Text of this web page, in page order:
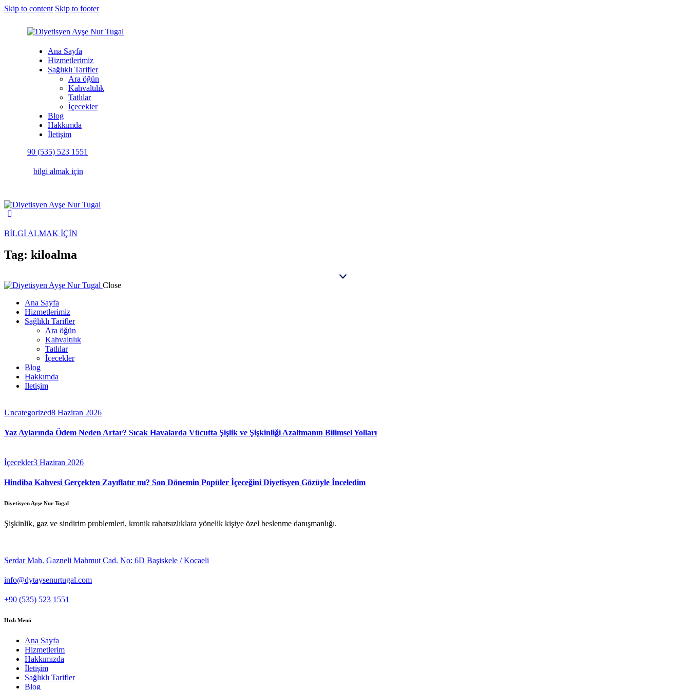
Skip to content Skip to footer
Ana Sayfa
Hizmetlerimiz
Sağlıklı Tarifler
Ara öğün
Kahvaltılık
Tatlılar
İçecekler
Blog
Hakkımda
İletişim
90 (535) 523 1551
bilgi almak için
BİLGİ ALMAK İÇİN
Tag: kiloalma
Close
Ana Sayfa
Hizmetlerimiz
Sağlıklı Tarifler
Ara öğün
Kahvaltılık
Tatlılar
İçecekler
Blog
Hakkımda
İletişim
Uncategorized8 Haziran 2026
Yaz Aylarında Ödem Neden Artar? Sıcak Havalarda Vücutta Şişlik ve Şişkinliği Azaltmanın Bilimsel Yolları
İçecekler3 Haziran 2026
Hindiba Kahvesi Gerçekten Zayıflatır mı? Son Dönemin Popüler İçeceğini Diyetisyen Gözüyle İnceledim
Diyetisyen Ayşe Nur Tugal
Şişkinlik, gaz ve sindirim problemleri, kronik rahatsızlıklara yönelik kişiye özel beslenme danışmanlığı.
Serdar Mah. Gazneli Mahmut Cad. No: 6D Başiskele / Kocaeli
info@dytaysenurtugal.com
+90 (535) 523 1551
Hızlı Menü
Ana Sayfa
Hizmetlerim
Hakkımızda
İletişim
Sağlıklı Tarifler
Blog